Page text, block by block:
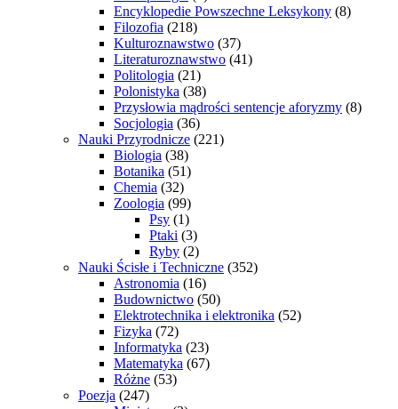
Encyklopedie Powszechne Leksykony (8)
Filozofia (218)
Kulturoznawstwo (37)
Literaturoznawstwo (41)
Politologia (21)
Polonistyka (38)
Przysłowia mądrości sentencje aforyzmy (8)
Socjologia (36)
Nauki Przyrodnicze (221)
Biologia (38)
Botanika (51)
Chemia (32)
Zoologia (99)
Psy (1)
Ptaki (3)
Ryby (2)
Nauki Ścisłe i Techniczne (352)
Astronomia (16)
Budownictwo (50)
Elektrotechnika i elektronika (52)
Fizyka (72)
Informatyka (23)
Matematyka (67)
Różne (53)
Poezja (247)